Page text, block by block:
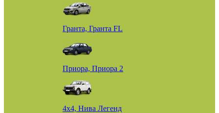
Гранта, Гранта FL
Приора, Приора 2
4х4, Нива Легенд